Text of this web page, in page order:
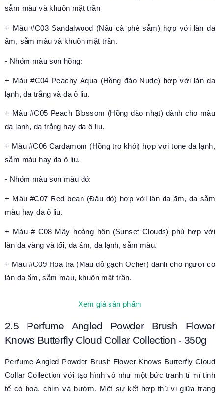
sẫm màu và khuôn mặt trần
+ Màu #C03 Sandalwood (Nâu cà phê sẫm) hợp với làn da
ấm, sẫm màu và khuôn mặt trần.
- Nhóm màu son hồng:
+ Màu #C04 Peachy Aqua (Hồng đào Nude) hợp với làn da
lạnh, da trắng và da ô liu.
+ Màu #C05 Peach Blossom (Hồng đào nhạt) dành cho màu
da lạnh, da trắng hay da ô liu.
+ Màu #C06 Cardamom (Hồng tro khói) hợp với tone da lạnh,
sẫm màu hay da ô liu.
- Nhóm màu son màu đỏ:
+ Màu #C07 Red bean (Đậu đỏ) hợp với làn da ấm, da sẫm
màu hay da ô liu.
+ Màu # C08 Mây hoàng hôn (Sunset Clouds) phù hợp với
làn da vàng và tối, da ấm, da lạnh, sẫm màu.
+ Màu #C09 Hoa trà (Màu đỏ gạch Ocher) dành cho người có
làn da ấm, sẫm màu, khuôn mặt trần.
Xem giá sản phẩm
2.5 Perfume Angled Powder Brush Flower
Knows Butterfly Cloud Collar Collection - 350g
Perfume Angled Powder Brush Flower Knows Butterfly Cloud
Collar Collection với tạo hình vỏ như một bức tranh tỉ mỉ tinh
tế có hoa, chim và bướm. Một sự kết hợp thú vị giữa trang